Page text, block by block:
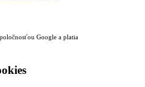
Google a platia